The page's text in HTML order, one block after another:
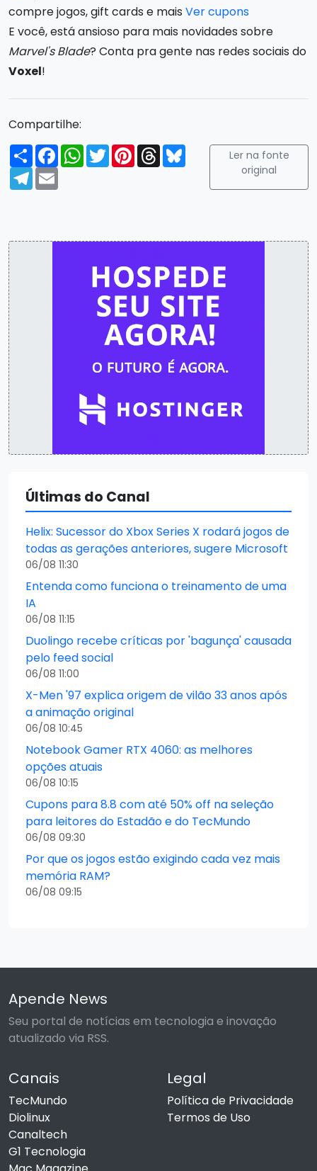
compre jogos, gift cards e mais Ver cupons
E você, está ansioso para mais novidades sobre
Marvel's Blade? Conta pra gente nas redes sociais do
Voxel!
Compartilhe:
Compartilhar
FacebookWhatsApp
TwitterPinterest
ThreadsBluesky
Telegram
Email
Ler na fonte
original
Últimas do Canal
Helix: Sucessor do Xbox Series X rodará jogos de
todas as gerações anteriores, sugere Microsoft
06/08 11:30
Entenda como funciona o treinamento de uma
IA
06/08 11:15
Duolingo recebe críticas por 'bagunça' causada
pelo feed social
06/08 11:00
X-Men '97 explica origem de vilão 33 anos após
a animação original
06/08 10:45
Notebook Gamer RTX 4060: as melhores
opções atuais
06/08 10:15
Cupons para 8.8 com até 50% off na seleção
para leitores do Estadão e do TecMundo
06/08 09:30
Por que os jogos estão exigindo cada vez mais
memória RAM?
06/08 09:15
Apende News
Seu portal de notícias em tecnologia e inovação
atualizado via RSS.
Canais
TecMundo
Diolinux
Canaltech
G1 Tecnologia
Legal
Política de Privacidade
Termos de Uso